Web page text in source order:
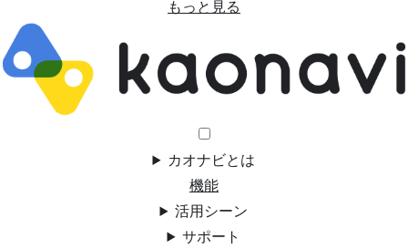
もっと見る
カオナビとは
機能
活用シーン
サポート